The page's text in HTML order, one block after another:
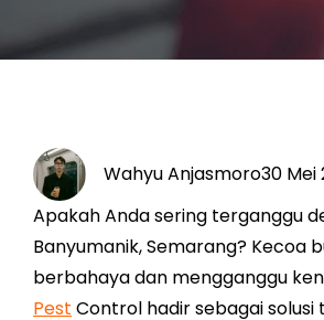
Wahyu Anjasmoro30 Mei
Apakah Anda sering terganggu
Banyumanik, Semarang? Kecoa
berbahaya dan mengganggu
Pest Control hadir sebagai